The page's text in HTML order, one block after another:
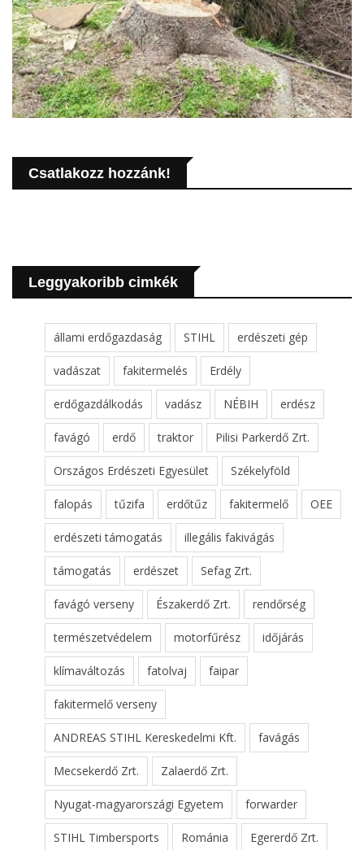
Csatlakozz hozzánk!
Leggyakoribb cimkék
állami erdőgazdaság STIHL erdészeti gép
vadászat fakitermelés Erdély
erdőgazdálkodás vadász NÉBIH erdész
favágó erdő traktor Pilisi Parkerdő Zrt.
Országos Erdészeti Egyesület Székelyföld
falopás tűzifa erdőtűz fakitermelő OEE
erdészeti támogatás illegális fakivágás
támogatás erdészet Sefag Zrt.
favágó verseny Északerdő Zrt. rendőrség
természetvédelem motorfűrész időjárás
klímaváltozás fatolvaj faipar
fakitermelő verseny
ANDREAS STIHL Kereskedelmi Kft. favágás
Mecsekerdő Zrt. Zalaerdő Zrt.
Nyugat-magyarországi Egyetem forwarder
STIHL Timbersports Románia Egererdő Zrt.